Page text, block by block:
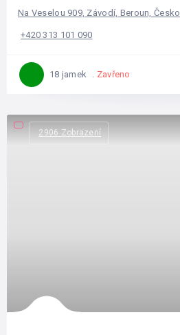
Na Veselou 909, Závodí, Beroun, Česko
+420 313 101 090
18 jamek Zavřeno
2906 Zobrazení